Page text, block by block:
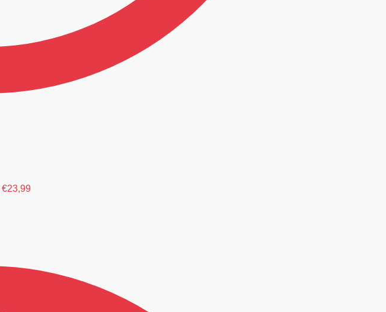
€23,99